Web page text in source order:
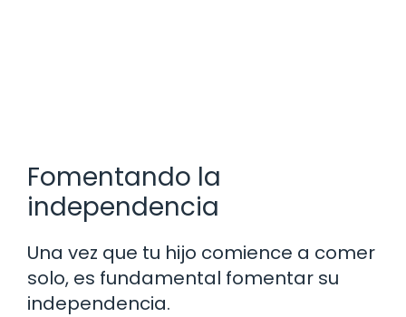
Fomentando la
independencia
Una vez que tu hijo comience a comer
solo, es fundamental fomentar su
independencia.